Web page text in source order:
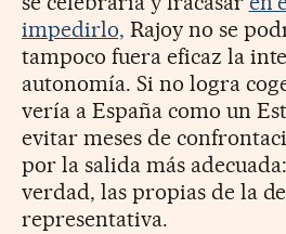
impedirlo, Rajoy no se
tampoco fuera eficaz la
autonomía. Si no logra
vería a España como un
evitar meses de
por la salida más
verdad, las propias de la
representativa.